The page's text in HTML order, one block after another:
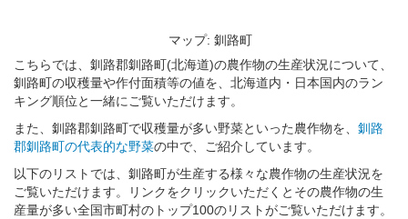
マップ: 釧路町
こちらでは、釧路郡釧路町(北海道)の農作物の生産状況について、
釧路町の収穫量や作付面積等の値を、北海道内・日本国内のラン
キング順位と一緒にご覧いただけます。
また、釧路郡釧路町で収穫量が多い野菜といった農作物を、 釧路
郡釧路町の代表的な野菜の中で、ご紹介しています。
以下のリストでは、釧路町が生産する様々な農作物の生産状況を
ご覧いただけます。リンクをクリックいただくとその農作物の生
産量が多い全国市町村のトップ100のリストがご覧いただけます。